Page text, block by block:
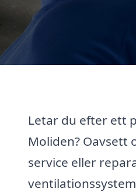
Letar du efter ett
Moliden? Oavsett
service eller